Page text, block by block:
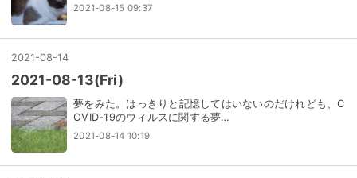
2021-08-15 09:37
2021-08-14
2021-08-13(Fri)
夢をみた。はっきりと記憶してはいないのだけれども、C
OVID-19のウィルスに関する夢…
2021-08-14 10:19